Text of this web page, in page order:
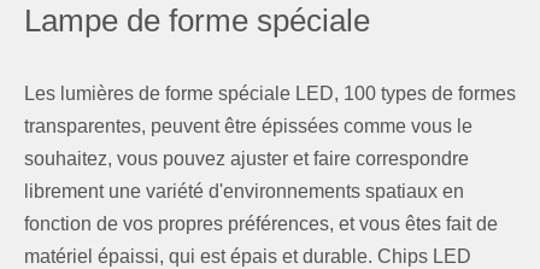
Lampe de forme spéciale
Les lumières de forme spéciale LED, 100 types de formes
transparentes, peuvent être épissées comme vous le
souhaitez, vous pouvez ajuster et faire correspondre
librement une variété d'environnements spatiaux en
fonction de vos propres préférences, et vous êtes fait de
matériel épaissi, qui est épais et durable. Chips LED